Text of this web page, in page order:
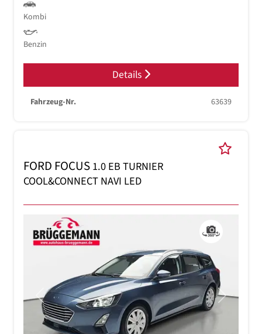
Kombi
Benzin
Details
Fahrzeug-Nr. 63639
FORD FOCUS1.0 EB TURNIER
COOL&CONNECT NAVI LED
Previous Next